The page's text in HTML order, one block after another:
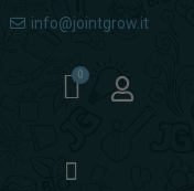
info@jointgrow.it